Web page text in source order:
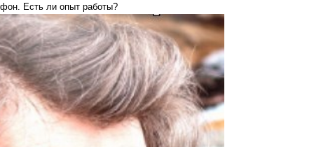
Есть ли опыт работы?